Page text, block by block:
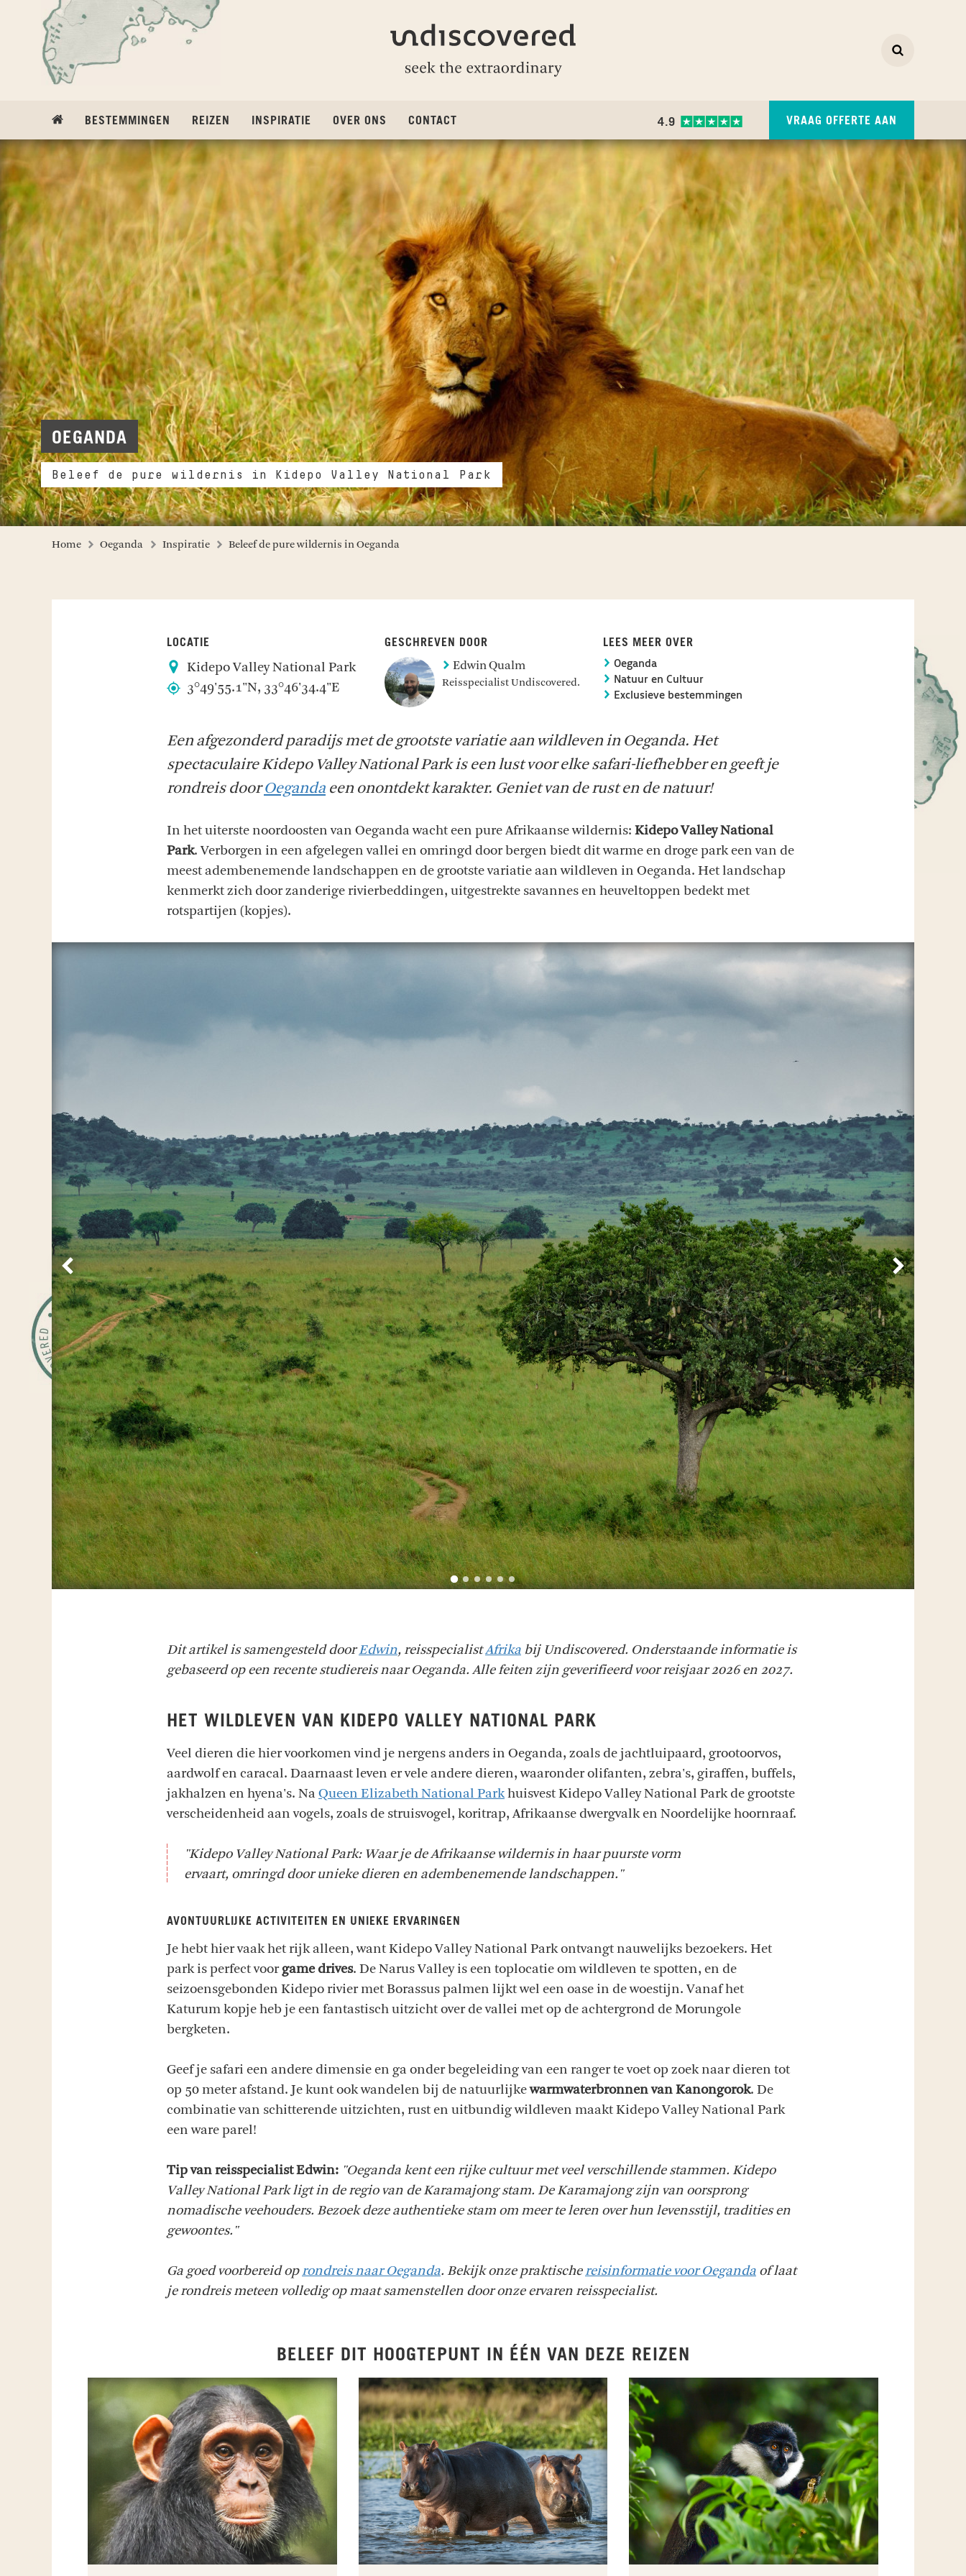
Ga naar inhoud
Undiscovered
Zoeken
BESTEMMINGEN REIZEN INSPIRATIE OVER ONS CONTACT 4.9 VRAAG OFFERTE AAN
OEGANDA
Beleef de pure wildernis in Kidepo Valley National Park
Home Oeganda Inspiratie Beleef de pure wildernis in Oeganda
LOCATIE
Kidepo Valley National Park
3°49'55.1"N, 33°46'34.4"E
GESCHREVEN DOOR
Edwin Qualm
Reisspecialist Undiscovered.
LEES MEER OVER
Oeganda
Natuur en Cultuur
Exclusieve bestemmingen
Een afgezonderd paradijs met de grootste variatie aan wildleven in Oeganda. Het
spectaculaire Kidepo Valley National Park is een lust voor elke safari-liefhebber en geeft je
rondreis doorOeganda een onontdekt karakter. Geniet van de rust en de natuur!
In het uiterste noordoosten van Oeganda wacht een pure Afrikaanse wildernis: Kidepo Valley National
Park. Verborgen in een afgelegen vallei en omringd door bergen biedt dit warme en droge park een van de
meest adembenemende landschappen en de grootste variatie aan wildleven in Oeganda. Het landschap
kenmerkt zich door zanderige rivierbeddingen, uitgestrekte savannes en heuveltoppen bedekt met
rotspartijen (kopjes).
Vorige Volgende
Dit artikel is samengesteld doorEdwin, reisspecialistAfrika bij Undiscovered. Onderstaande informatie is
gebaseerd op een recente studiereis naar Oeganda. Alle feiten zijn geverifieerd voor reisjaar 2026 en 2027.
HET WILDLEVEN VAN KIDEPO VALLEY NATIONAL PARK
Veel dieren die hier voorkomen vind je nergens anders in Oeganda, zoals de jachtluipaard, grootoorvos,
aardwolf en caracal. Daarnaast leven er vele andere dieren, waaronder olifanten, zebra's, giraffen, buffels,
jakhalzen en hyena's. Na Queen Elizabeth National Parkhuisvest Kidepo Valley National Park de grootste
verscheidenheid aan vogels, zoals de struisvogel, koritrap, Afrikaanse dwergvalk en Noordelijke hoornraaf.
"Kidepo Valley National Park: Waar je de Afrikaanse wildernis in haar puurste vorm
ervaart, omringd door unieke dieren en adembenemende landschappen."
AVONTUURLIJKE ACTIVITEITEN EN UNIEKE ERVARINGEN
Je hebt hier vaak het rijk alleen, want Kidepo Valley National Park ontvangt nauwelijks bezoekers. Het
park is perfect voorgame drives. De Narus Valley is een toplocatie om wildleven te spotten, en de
seizoensgebonden Kidepo rivier met Borassus palmen lijkt wel een oase in de woestijn. Vanaf het
Katurum kopje heb je een fantastisch uitzicht over de vallei met op de achtergrond de Morungole
bergketen.
Geef je safari een andere dimensie en ga onder begeleiding van een ranger te voet op zoek naar dieren tot
op 50 meter afstand. Je kunt ook wandelen bij de natuurlijkewarmwaterbronnen van Kanongorok. De
combinatie van schitterende uitzichten, rust en uitbundig wildleven maakt Kidepo Valley National Park
een ware parel!
Tip van reisspecialist Edwin: "Oeganda kent een rijke cultuur met veel verschillende stammen. Kidepo
Valley National Park ligt in de regio van de Karamajong stam. De Karamajong zijn van oorsprong
nomadische veehouders. Bezoek deze authentieke stam om meer te leren over hun levensstijl, tradities en
gewoontes."
Ga goed voorbereid oprondreis naar Oeganda. Bekijk onze praktischereisinformatie voor Oeganda of laat
je rondreis meteen volledig op maat samenstellen door onze ervaren reisspecialist.
BELEEF DIT HOOGTEPUNT IN ÉÉN VAN DEZE REIZEN